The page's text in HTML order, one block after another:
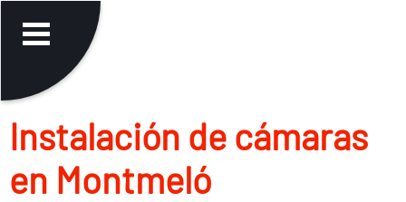
Instalación de cámaras
en Montmeló